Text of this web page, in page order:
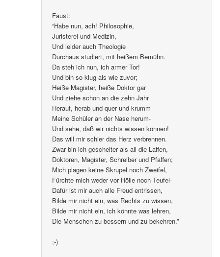
Faust:
“Habe nun, ach! Philosophie,
Juristerei und Medizin,
Und leider auch Theologie
Durchaus studiert, mit heißem Bemühn.
Da steh ich nun, ich armer Tor!
Und bin so klug als wie zuvor;
Heiße Magister, heiße Doktor gar
Und ziehe schon an die zehn Jahr
Herauf, herab und quer und krumm
Meine Schüler an der Nase herum-
Und sehe, daß wir nichts wissen können!
Das will mir schier das Herz verbrennen.
Zwar bin ich gescheiter als all die Laffen,
Doktoren, Magister, Schreiber und Pfaffen;
Mich plagen keine Skrupel noch Zweifel,
Fürchte mich weder vor Hölle noch Teufel-
Dafür ist mir auch alle Freud entrissen,
Bilde mir nicht ein, was Rechts zu wissen,
Bilde mir nicht ein, ich könnte was lehren,
Die Menschen zu bessern und zu bekehren.”
;-)